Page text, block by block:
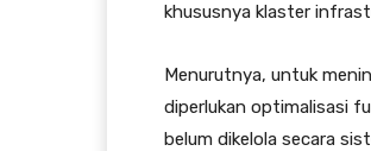
khususnya klaster
Menurutnya, untuk
diperlukan optimalisasi
belum dikelola secara